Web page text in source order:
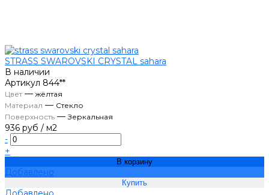
STRASS SWAROVSKI CRYSTAL sahara
В наличии
Артикул 844**
Цвет— жёлтая
Материал — Стекло
Поверхность —Зеркальная
936 руб / м2
-
+
В корзину
Добавлено